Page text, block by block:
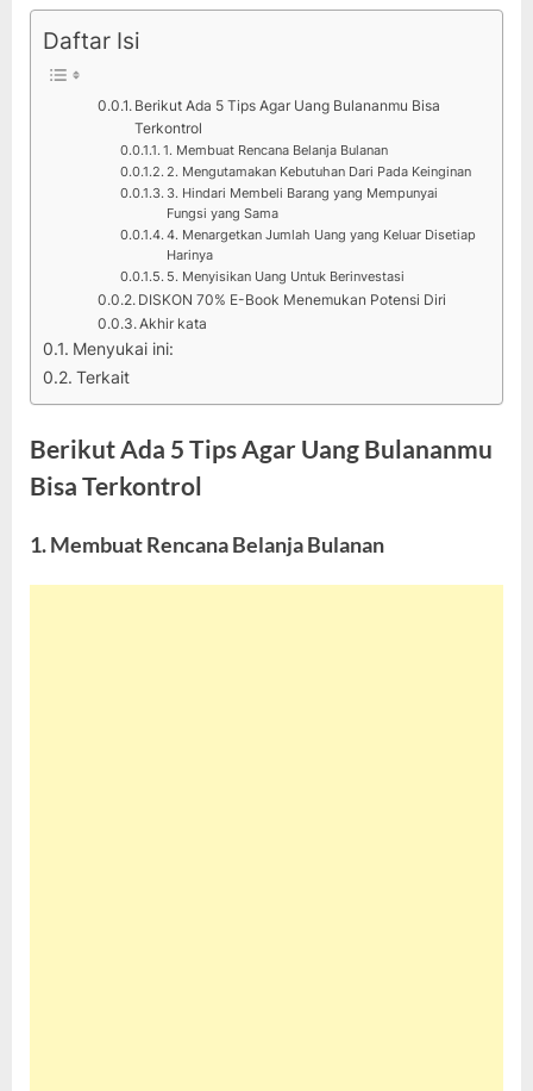
Daftar Isi
Berikut Ada 5 Tips Agar Uang Bulananmu Bisa
Terkontrol
1. Membuat Rencana Belanja Bulanan
2. Mengutamakan Kebutuhan Dari Pada Keinginan
3. Hindari Membeli Barang yang Mempunyai
Fungsi yang Sama
4. Menargetkan Jumlah Uang yang Keluar Disetiap
Harinya
5. Menyisikan Uang Untuk Berinvestasi
DISKON 70% E-Book Menemukan Potensi Diri
Akhir kata
Menyukai ini:
Terkait
Berikut Ada 5 Tips Agar Uang Bulananmu
Bisa Terkontrol
1. Membuat Rencana Belanja Bulanan